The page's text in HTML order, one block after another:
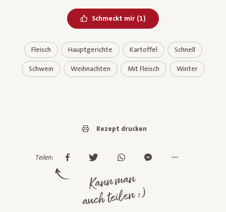
Schmeckt mir Bereits geliked
(1)
Fleisch Hauptgerichte Kartoffel Schnell
Schwein Weihnachten Mit Fleisch Winter
Rezept drucken
Teilen:
Kann man
auch teilen :)